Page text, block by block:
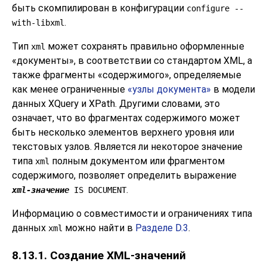
быть скомпилирован в конфигурации configure --
with-libxml.
Тип xml может сохранять правильно оформленные
«документы», в соответствии со стандартом XML, а
также фрагменты «содержимого», определяемые
как менее ограниченные «узлы документа» в модели
данных XQuery и XPath. Другими словами, это
означает, что во фрагментах содержимого может
быть несколько элементов верхнего уровня или
текстовых узлов. Является ли некоторое значение
типа xml полным документом или фрагментом
содержимого, позволяет определить выражение
xml-значение IS DOCUMENT.
Информацию о совместимости и ограничениях типа
данных xml можно найти в Разделе D.3.
8.13.1. Создание XML-значений